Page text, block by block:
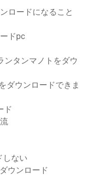
ロードになること
ドpc
ンタンマノトをダウ
ダウンロードできま
ド
しない
ウンロード